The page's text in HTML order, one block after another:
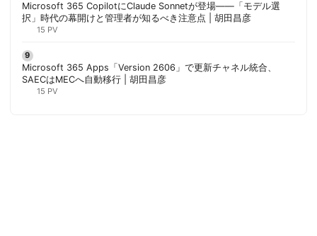
Microsoft 365 CopilotにClaude Sonnetが登場——「モデル選
択」時代の幕開けと管理者が知るべき注意点 | 胡田昌彦
15 PV
Microsoft 365 Apps「Version 2606」で更新チャネル統合、
SAECはMECへ自動移行 | 胡田昌彦
15 PV